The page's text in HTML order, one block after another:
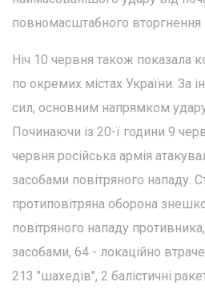
повномасштабного вторгнення
Ніч 10 червня також показала
по окремих містах України. За
сил, основним напрямком удару
Починаючи із 20-ї години 9
червня російська армія
засобами повітряного нападу.
протиповітряна оборона
повітряного нападу
засобами, 64 - локаційно
213 "шахедів", 2 балістичні